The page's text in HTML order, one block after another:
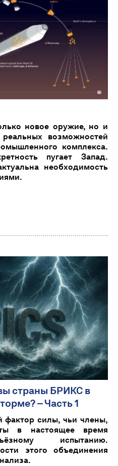
новое оружие, но и
возможностей
комплекса.
пугает Запад.
необходимость
страны БРИКС в
– Часть 1
фактор силы, чьи члены,
в настоящее время
испытанию.
этого объединения